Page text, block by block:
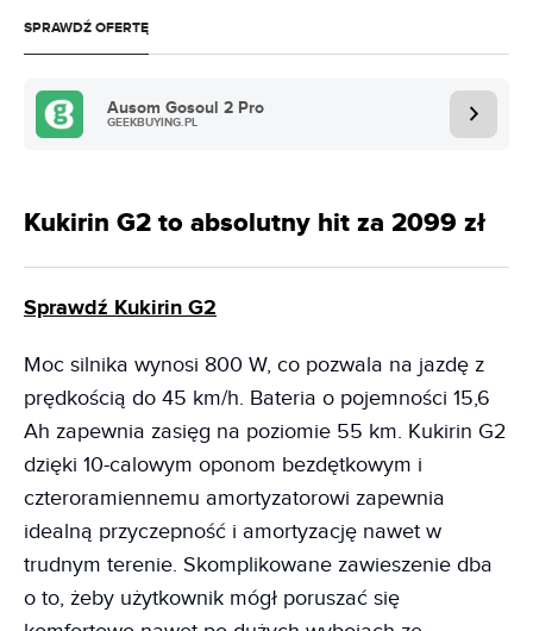
SPRAWDŹ OFERTĘ
Ausom Gosoul 2 Pro
GEEKBUYING.PL
Kukirin G2 to absolutny hit za 2099 zł
Sprawdź Kukirin G2
Moc silnika wynosi 800 W, co pozwala na jazdę z
prędkością do 45 km/h. Bateria o pojemności 15,6
Ah zapewnia zasięg na poziomie 55 km. Kukirin G2
dzięki 10-calowym oponom bezdętkowym i
czteroramiennemu amortyzatorowi zapewnia
idealną przyczepność i amortyzację nawet w
trudnym terenie. Skomplikowane zawieszenie dba
o to, żeby użytkownik mógł poruszać się